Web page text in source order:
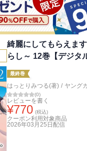
綺麗にしてもらえま
らし～ 12巻【デジタ
最終巻
はっとりみつる(著) / ヤング
(0)
レビューを書く
¥770 (税込)
クーポン利用対象商品
2026年03月25日 配信